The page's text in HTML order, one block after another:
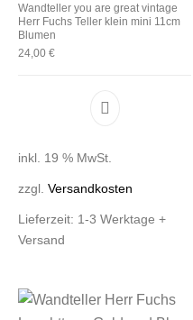
Wandteller you are great vintage
Herr Fuchs Teller klein mini 11cm
Blumen
24,00€
inkl. 19 % MwSt.
zzgl.Versandkosten
Lieferzeit: 1-3 Werktage +
Versand